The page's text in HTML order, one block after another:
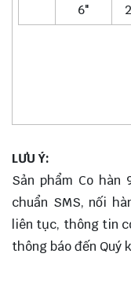
6"
LƯU Ý:
Sản phẩm Co hàn
chuẩn SMS, nối
liên tục, thông tin
thông báo đến Quý